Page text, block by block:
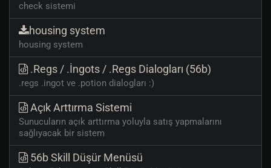
check sistemi
housing system
housing system
.Regs / .İngots / .Regs Dialogları (56b)
.regs .ingot ve .potion dialogları :)
Açık Arttırma Sistemi
Sunucuların açık arttırma yoluyla satış yapmalarını
sağlıyacak bir sistem
56b Skill Düşür Menüsü